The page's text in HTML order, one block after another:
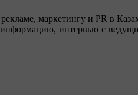
маркетингу и PR в
интервью с